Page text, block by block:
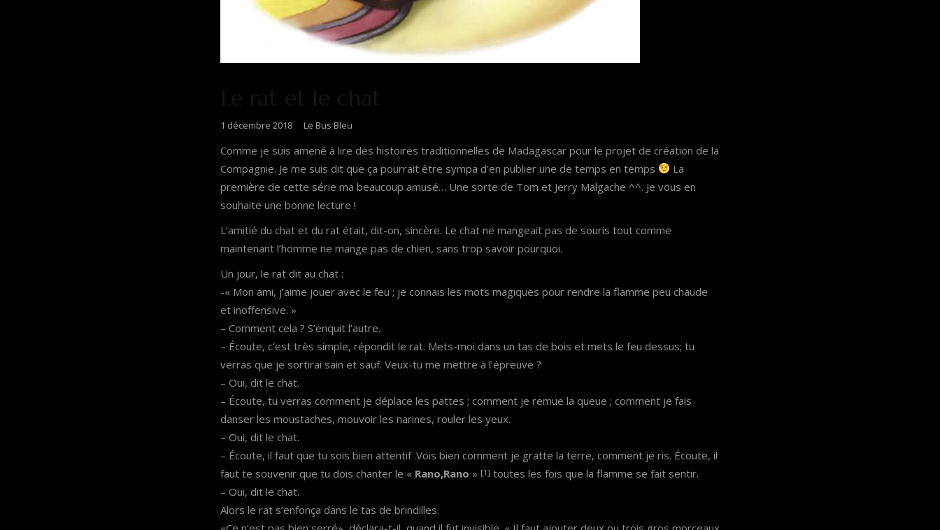
1 décembre 2018 Le Bus Bleu
Comme je suis amené à lire des histoires traditionnelles de Madagascar pour le projet de création de la
Compagnie. Je me suis dit que ça pourrait être sympa d’en publier une de temps en temps
La
première de cette série ma beaucoup amusé… Une sorte de Tom et Jerry Malgache ^^. Je vous en
souhaite une bonne lecture !
L’amitié du chat et du rat était, dit-on, sincère. Le chat ne mangeait pas de souris tout comme
maintenant l’homme ne mange pas de chien, sans trop savoir pourquoi.
Un jour, le rat dit au chat :
-« Mon ami, j’aime jouer avec le feu ; je connais les mots magiques pour rendre la flamme peu chaude
et inoffensive. »
– Comment cela ? S’enquit l’autre.
– Écoute, c’est très simple, répondit le rat. Mets-moi dans un tas de bois et mets le feu dessus; tu
verras que je sortirai sain et sauf. Veux-tu me mettre à l’épreuve ?
– Oui, dit le chat.
– Écoute, tu verras comment je déplace les pattes ; comment je remue la queue ; comment je fais
danser les moustaches, mouvoir les narines, rouler les yeux.
– Oui, dit le chat.
– Écoute, il faut que tu sois bien attentif .Vois bien comment je gratte la terre, comment je ris. Écoute, il
faut te souvenir que tu dois chanter le « Rano,Rano » [1] toutes les fois que la flamme se fait sentir.
– Oui, dit le chat.
Alors le rat s’enfonça dans le tas de brindilles.